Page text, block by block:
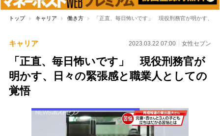
トップ キャリア 働き方 「正直、毎日怖いです」 現役刑務官が明かす、
キャリア 2023.03.22 07:00 女性セブン
「正直、毎日怖いです」 現役刑務官が
明かす、日々の緊張感と職業人としての
覚悟